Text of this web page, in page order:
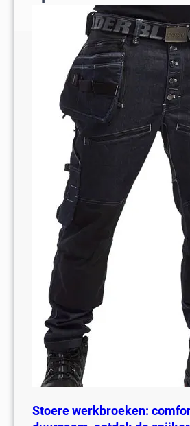
Stoere werkbroeken: